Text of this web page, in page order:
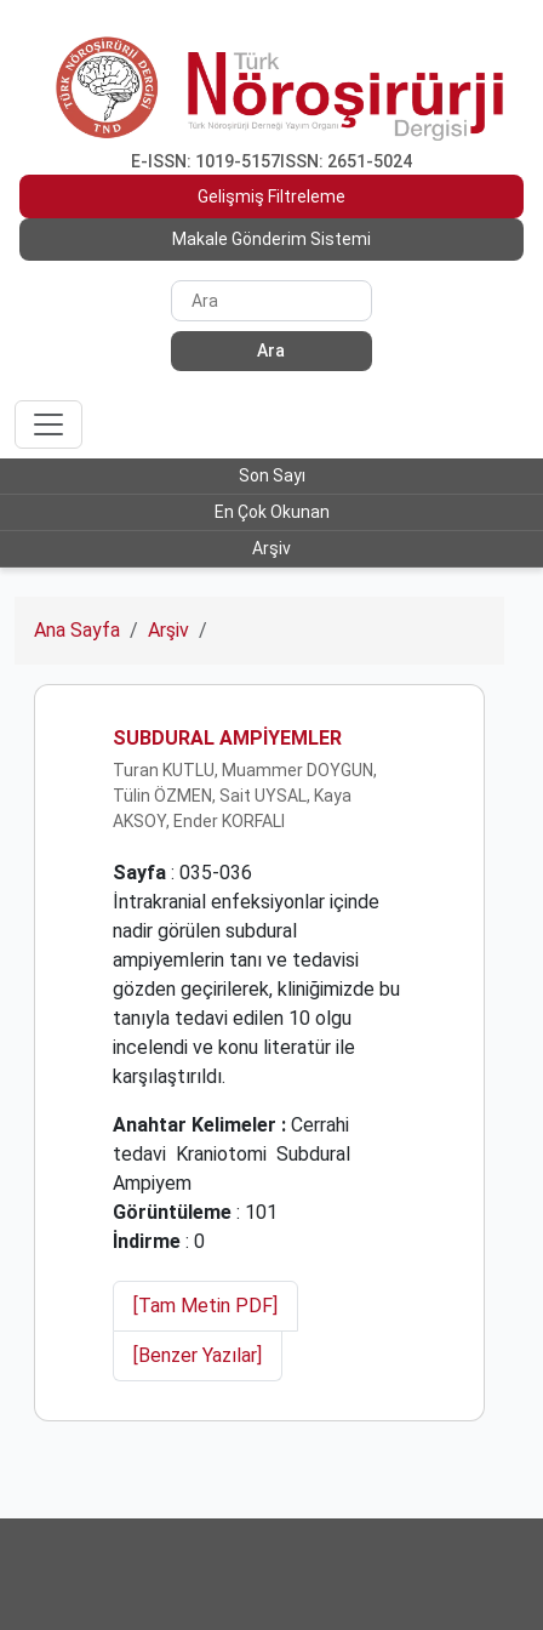
E-ISSN: 1019-5157 ISSN: 2651-5024
Gelişmiş Filtreleme
Makale Gönderim Sistemi
Ara
Son Sayı
En Çok Okunan
Arşiv
Ana Sayfa Arşiv
SUBDURAL AMPİYEMLER
Turan KUTLU, Muammer DOYGUN,
Tülin ÖZMEN, Sait UYSAL, Kaya
AKSOY, Ender KORFALI
Sayfa : 035-036
İntrakranial enfeksiyonlar içinde
nadir görülen subdural
ampiyemlerin tanı ve tedavisi
gözden geçirilerek, kliniğimizde bu
tanıyla tedavi edilen 10 olgu
incelendi ve konu literatür ile
karşılaştırıldı.
Anahtar Kelimeler : Cerrahi
tedavi Kraniotomi Subdural
Ampiyem
Görüntüleme : 101
İndirme : 0
[Tam Metin PDF]
[Benzer Yazılar]